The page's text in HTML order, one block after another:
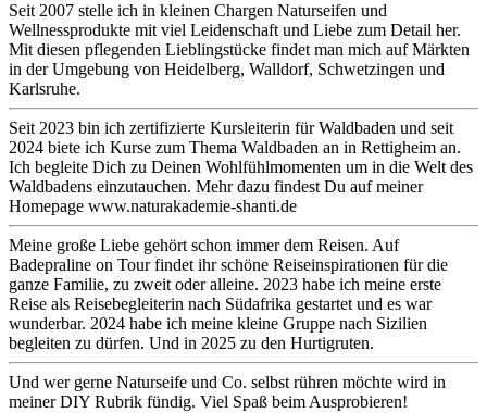
Seit 2007 stelle ich in kleinen Chargen Naturseifen und
Wellnessprodukte mit viel Leidenschaft und Liebe zum Detail her.
Mit diesen pflegenden Lieblingstücke findet man mich auf Märkten
in der Umgebung von Heidelberg, Walldorf, Schwetzingen und
Karlsruhe.
Seit 2023 bin ich zertifizierte Kursleiterin für Waldbaden und seit
2024 biete ich Kurse zum Thema Waldbaden an in Rettigheim an.
Ich begleite Dich zu Deinen Wohlfühlmomenten um in die Welt des
Waldbadens einzutauchen. Mehr dazu findest Du auf meiner
Homepage www.naturakademie-shanti.de
Meine große Liebe gehört schon immer dem Reisen. Auf
Badepraline on Tour findet ihr schöne Reiseinspirationen für die
ganze Familie, zu zweit oder alleine. 2023 habe ich meine erste
Reise als Reisebegleiterin nach Südafrika gestartet und es war
wunderbar. 2024 habe ich meine kleine Gruppe nach Sizilien
begleiten zu dürfen. Und in 2025 zu den Hurtigruten.
Und wer gerne Naturseife und Co. selbst rühren möchte wird in
meiner DIY Rubrik fündig. Viel Spaß beim Ausprobieren!